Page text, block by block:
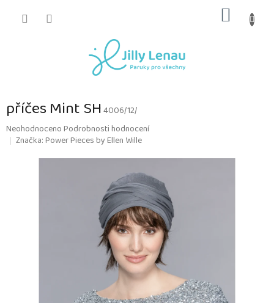
KOŠÍK
příčes Mint SH4006/12/
Průměrné
hodnocení
NeohodnocenoPodrobnosti hodnocení
Značka:Power Pieces by Ellen Wille